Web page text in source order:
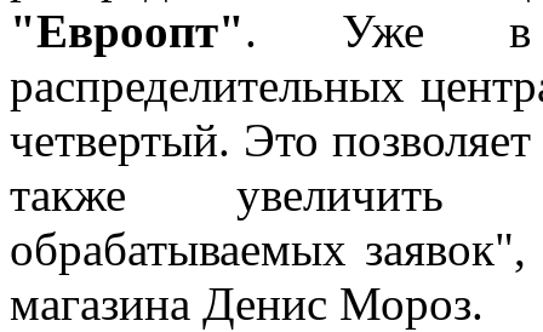
"Евроопт". Уже в
распределительных
четвертый. Это
также увеличить
обрабатываемых
магазина Денис Мороз.